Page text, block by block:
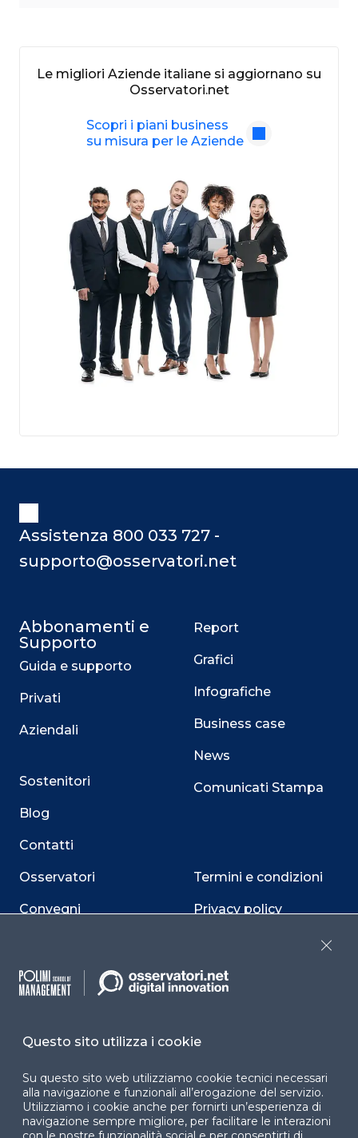
Le migliori Aziende italiane si aggiornano su
Osservatori.net
Scopri i piani business
su misura per le Aziende
Assistenza 800 033 727 -
supporto@osservatori.net
Abbonamenti e
Supporto
Guida e supporto
Privati
Aziendali
Sostenitori
Blog
Contatti
Osservatori
Convegni
Programmi
Report
Grafici
Infografiche
Business case
News
Comunicati Stampa
Termini e condizioni
Privacy policy
Sitemap
Questo sito utilizza i cookie
Su questo sito web utilizziamo cookie tecnici necessari
alla navigazione e funzionali all’erogazione del servizio.
Utilizziamo i cookie anche per fornirti un’esperienza di
navigazione sempre migliore, per facilitare le interazioni